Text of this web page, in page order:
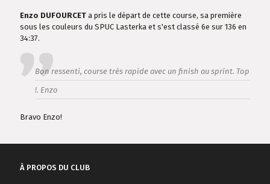
Enzo DUFOURCET a pris le départ de cette course, sa première
sous les couleurs du SPUC Lasterka et s'est classé 6e sur 136 en
34:37.
Bon ressenti, course très rapide avec un finish au sprint. Top
!. Enzo
Bravo Enzo!
À PROPOS DU CLUB